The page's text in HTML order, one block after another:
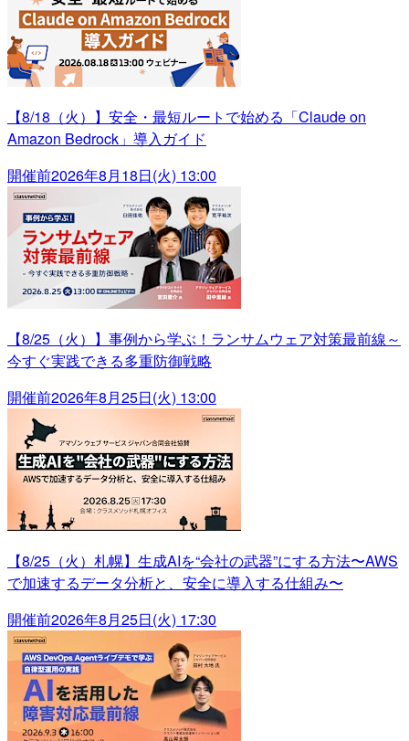
【8/18（火）】安全・最短ルートで始める「Claude on
Amazon Bedrock」導入ガイド
開催前2026年8月18日(火) 13:00
【8/25（火）】事例から学ぶ！ランサムウェア対策最前線～
今すぐ実践できる多重防御戦略
開催前2026年8月25日(火) 13:00
【8/25（火）札幌】生成AIを“会社の武器”にする方法〜AWS
で加速するデータ分析と、安全に導入する仕組み〜
開催前2026年8月25日(火) 17:30